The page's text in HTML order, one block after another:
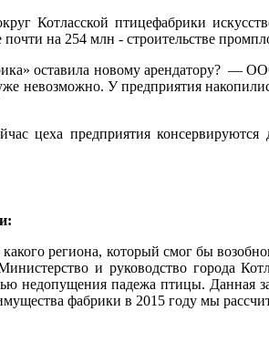
Котласской птицефабрики
на 254 млн - строительстве
оставила новому арендатору? —
невозможно. У предприятия
цеха предприятия
региона, который смог бы
и руководство города
недопущения падежа птицы. Данная
фабрики в 2015 году мы